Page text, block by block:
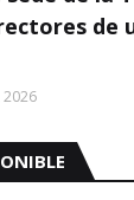
de
2026